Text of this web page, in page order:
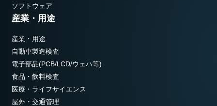
ソフトウェア
産業・用途
産業・用途
自動車製造検査
電子部品(PCB/LCD/ウェハ等)
食品・飲料検査
医療・ライフサイエンス
屋外・交通管理